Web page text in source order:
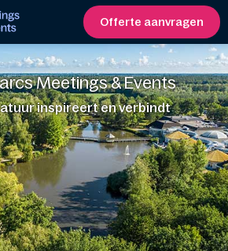
Offerte aanvragen
Meetings & Events
inspireert en verbindt